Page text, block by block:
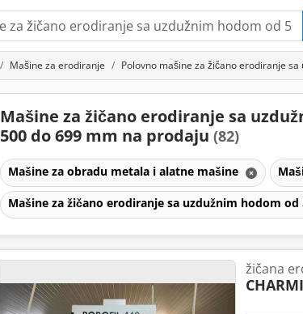
Mašine za erodiranje Polovno mašine za žičano erodiranje
Mašine za žičano erodiranje sa
500 do 699 mm na prodaju (82)
Mašine za obradu metala i alatne mašine
Mašine za žičano erodiranje sa uzdužnim hodom od
žičana